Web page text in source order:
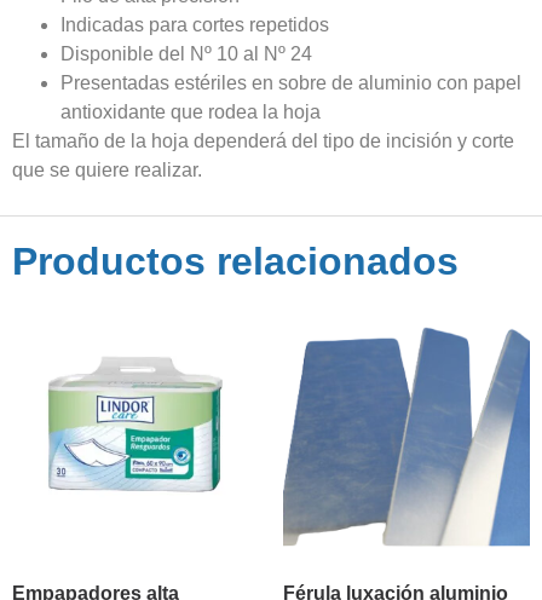
Indicadas para cortes repetidos
Disponible del Nº 10 al Nº 24
Presentadas estériles en sobre de aluminio con papel
antioxidante que rodea la hoja
El tamaño de la hoja dependerá del tipo de incisión y corte
que se quiere realizar.
Productos relacionados
Empapadores alta
Férula luxación aluminio